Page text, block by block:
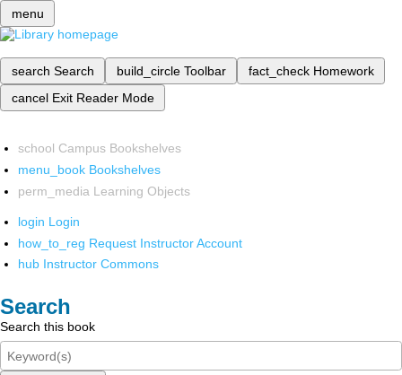
menu
search Search build_circle Toolbar fact_check Homework
cancel Exit Reader Mode
school Campus Bookshelves
menu_book Bookshelves
perm_media Learning Objects
login Login
how_to_reg Request Instructor Account
hub Instructor Commons
Search
Search this book